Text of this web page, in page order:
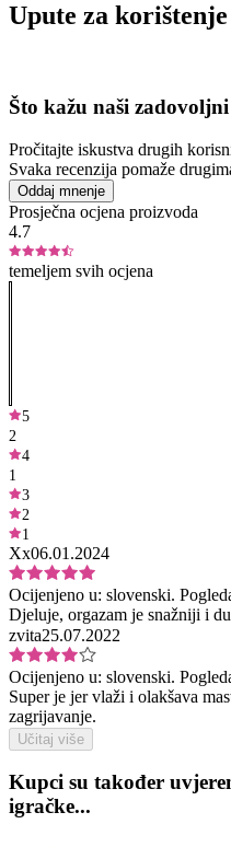
Upute za korištenje
Što kažu naši
Pročitajte iskustva drugih
Svaka recenzija pomaže
Oddaj mnenje
Prosječna ocjena proizvoda
4.7
temeljem svih ocjena
5
2
4
1
3
2
1
Xx06.01.2024
Ocijenjeno u: slovenski.
Djeluje, orgazam je snažniji i
zvita25.07.2022
Ocijenjeno u: slovenski.
Super je jer vlaži i olakšava
zagrijavanje.
Učitaj više
Kupci su također
igračke...